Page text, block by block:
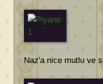
Naz'a nice mutlu ve